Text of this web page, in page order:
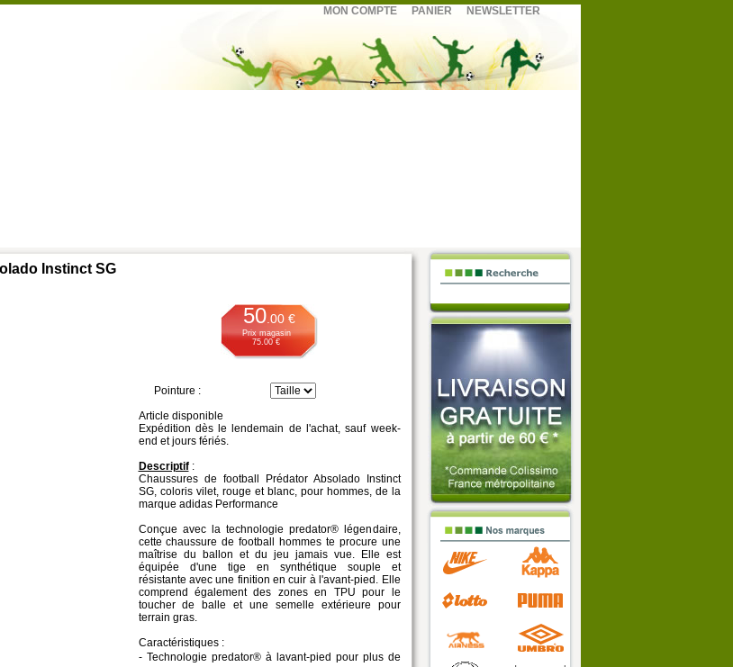
MON COMPTE PANIER NEWSLETTER
Instinct SG
50.00 €
Prix magasin
75.00 €
Pointure :
Article disponible
Expédition dès le lendemain de l'achat, sauf week-
end et jours fériés.
Descriptif:
Chaussures de football Prédator Absolado Instinct
SG, coloris vilet, rouge et blanc, pour hommes, de la
marque adidas Performance
Conçue avec la technologie predator® légendaire,
cette chaussure de football hommes te procure une
maîtrise du ballon et du jeu jamais vue. Elle est
équipée d'une tige en synthétique souple et
résistante avec une finition en cuir à l'avant-pied. Elle
comprend également des zones en TPU pour le
toucher de balle et une semelle extérieure pour
terrain gras.
Caractéristiques :
- Technologie predator® à lavant-pied pour plus de